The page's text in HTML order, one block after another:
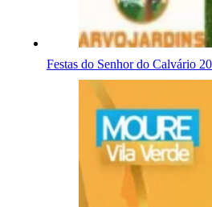
Festas do Senhor do Calvário